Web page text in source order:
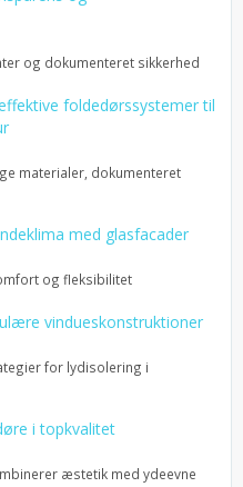
og dokumenteret sikkerhed
foldedørssystemer til
materialer, dokumenteret
med glasfacader
og fleksibilitet
vindueskonstruktioner
for lydisolering i
i topkvalitet
æstetik med ydeevne